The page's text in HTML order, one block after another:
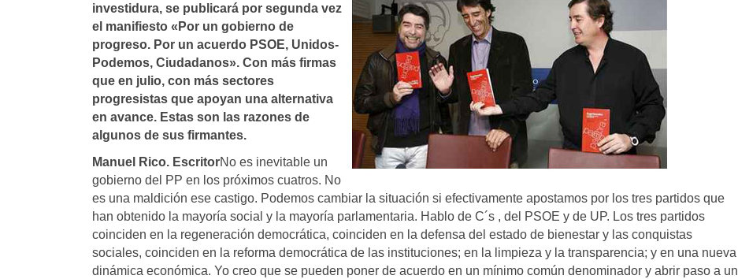
investidura, se publicará por segunda vez
el manifiesto «Por un gobierno de
progreso. Por un acuerdo PSOE, Unidos-
Podemos, Ciudadanos». Con más firmas
que en julio, con más sectores
progresistas que apoyan una alternativa
en avance. Estas son las razones de
algunos de sus firmantes.
Manuel Rico. EscritorNo es inevitable un
gobierno del PP en los próximos cuatros. No
es una maldición ese castigo. Podemos cambiar la situación si efectivamente apostamos por los tres partidos que
han obtenido la mayoría social y la mayoría parlamentaria. Hablo de C´s , del PSOE y de UP. Los tres partidos
coinciden en la regeneración democrática, coinciden en la defensa del estado de bienestar y las conquistas
sociales, coinciden en la reforma democrática de las instituciones; en la limpieza y la transparencia; y en una nueva
dinámica económica. Yo creo que se pueden poner de acuerdo en un mínimo común denominador y abrir paso a un